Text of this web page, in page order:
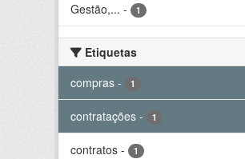
Gestão,... - 1
Etiquetas
compras - 1
contratações - 1
contratos - 1